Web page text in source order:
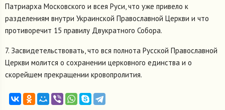
Патриарха Московского и всея Руси, что уже привело к
разделениям внутри Украинской Православной Церкви и что
противоречит 15 правилу Двукратного Собора.
7. Засвидетельствовать, что вся полнота Русской Православной
Церкви молится о сохранении церковного единства и о
скорейшем прекращении кровопролития.